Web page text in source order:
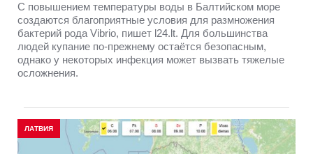
С повышением температуры воды в Балтийском море
создаются благоприятные условия для размножения
бактерий рода Vibrio, пишет l24.lt. Для большинства
людей купание по-прежнему остаётся безопасным,
однако у некоторых инфекция может вызвать тяжелые
осложнения.
ЛАТВИЯ